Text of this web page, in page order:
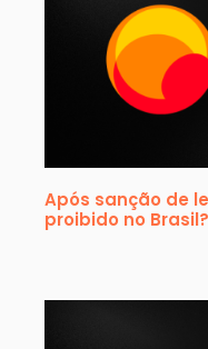
Após sanção de
proibido no Brasil?